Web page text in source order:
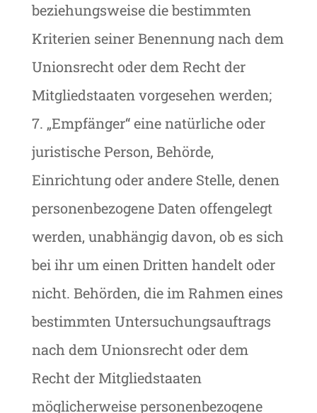
beziehungsweise die bestimmten
Kriterien seiner Benennung nach dem
Unionsrecht oder dem Recht der
Mitgliedstaaten vorgesehen werden;
7. „Empfänger“ eine natürliche oder
juristische Person, Behörde,
Einrichtung oder andere Stelle, denen
personenbezogene Daten offengelegt
werden, unabhängig davon, ob es sich
bei ihr um einen Dritten handelt oder
nicht. Behörden, die im Rahmen eines
bestimmten Untersuchungsauftrags
nach dem Unionsrecht oder dem
Recht der Mitgliedstaaten
möglicherweise personenbezogene